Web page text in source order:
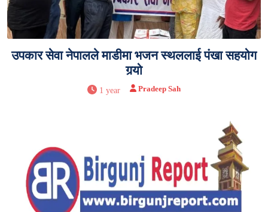
उपकार सेवा नेपालले माडीमा भजन स्थललाई पंखा सहयोग
गर्‍यो
1 year Pradeep Sah